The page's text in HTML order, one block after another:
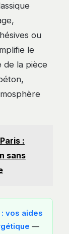
ou
le
de la pièce
:
sans
: vos aides
—